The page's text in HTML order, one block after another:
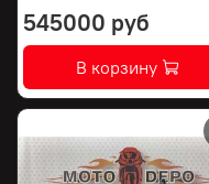
545000 руб
В корзину